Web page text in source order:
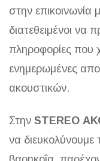
στην επικοινωνία
διατεθειμένοι να
πληροφορίες που
ενημερωμένες
ακουστικών.
Στην STEREO
να